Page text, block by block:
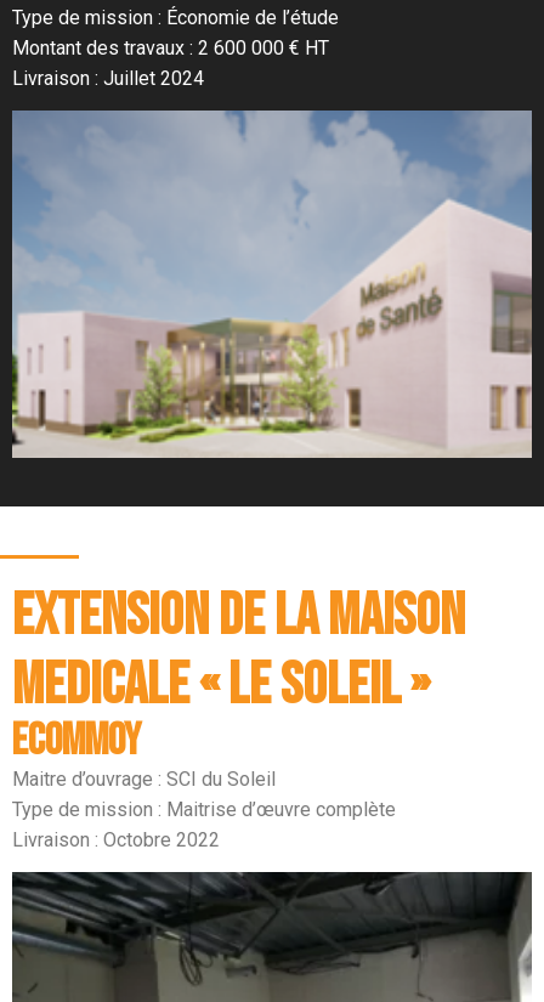
Type de mission : Économie de l’étude
Montant des travaux : 2 600 000 € HT
Livraison : Juillet 2024
EXTENSION DE LA MAISON
MEDICALE « LE SOLEIL »
ECOMMOY
Maitre d’ouvrage : SCI du Soleil
Type de mission : Maitrise d’œuvre complète
Livraison : Octobre 2022